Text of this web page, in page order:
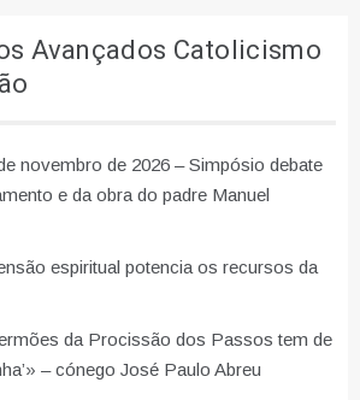
Avançados Catolicismo
novembro de 2026 – Simpósio debate
e da obra do padre Manuel
espiritual potencia os recursos da
da Procissão dos Passos tem de
– cónego José Paulo Abreu